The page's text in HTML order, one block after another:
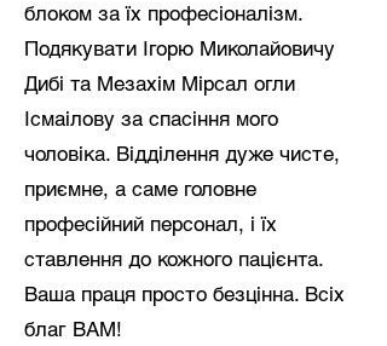
блоком за їх професіоналізм.
Подякувати Ігорю Миколайовичу
Дибі та Мезахім Мірсал огли
Ісмаілову за спасіння мого
чоловіка. Відділення дуже чисте,
приємне, а саме головне
професійний персонал, і їх
ставлення до кожного пацієнта.
Ваша праця просто безцінна. Всіх
благ ВАМ!